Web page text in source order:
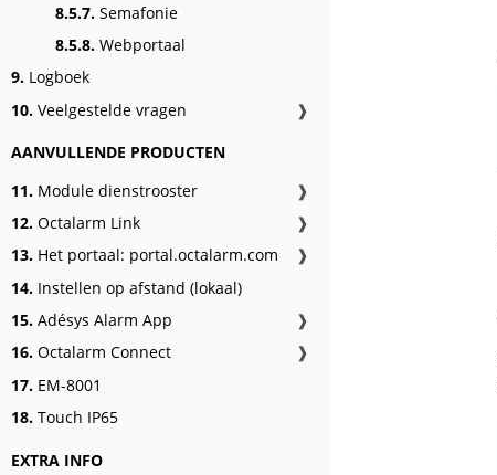
8.5.7. Semafonie
8.5.8. Webportaal
9. Logboek
10. Veelgestelde vragen ❱
AANVULLENDE PRODUCTEN
11. Module dienstrooster
❱
12. Octalarm Link
❱
13. Het portaal: portal.octalarm.com
❱
14. Instellen op afstand (lokaal)
15. Adésys Alarm App
❱
16. Octalarm Connect
❱
17. EM-8001
18. Touch IP65
EXTRA INFO